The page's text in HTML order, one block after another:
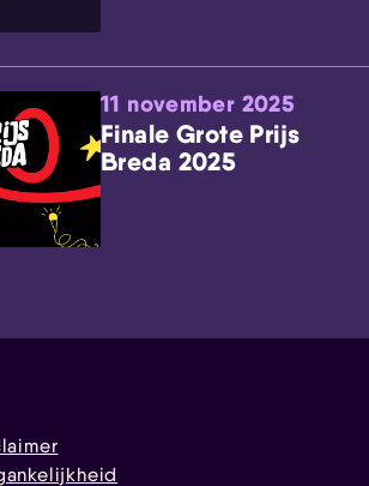
11 november 2025
Finale Grote Prijs
Breda 2025